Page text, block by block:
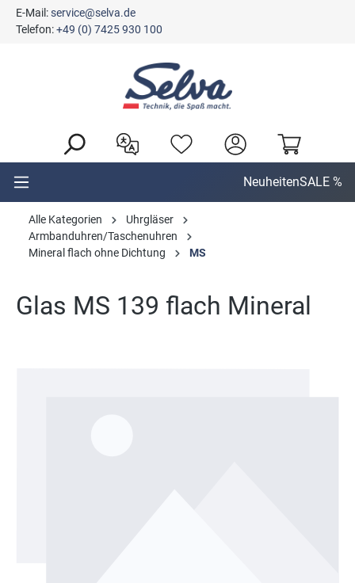
springen
E-Mail:service@selva.de
Telefon:+49 (0) 7425 930 100
NeuheitenSALE %
Alle Kategorien
Uhrgläser
Armbanduhren/Taschenuhren
Mineral flach ohne Dichtung
MS
Glas MS 139 flach Mineral